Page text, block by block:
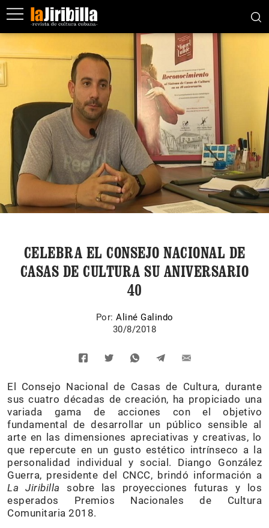
CELEBRA EL CONSEJO NACIONAL DE
CASAS DE CULTURA SU ANIVERSARIO
40
Por: Aliné Galindo
30/8/2018
El Consejo Nacional de Casas de Cultura, durante
sus cuatro décadas de creación, ha propiciado una
variada gama de acciones con el objetivo
fundamental de desarrollar un público sensible al
arte en las dimensiones apreciativas y creativas, lo
que repercute en un gusto estético intrínseco a la
personalidad individual y social. Diango González
Guerra, presidente del CNCC, brindó información a
La Jiribilla sobre las proyecciones futuras y los
esperados Premios Nacionales de Cultura
Comunitaria 2018.